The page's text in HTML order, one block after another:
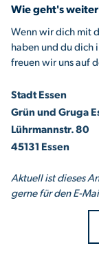
Wie geht's
Wenn wir dich mit
haben und du dich
freuen wir uns auf
Stadt Essen
Grün und Gruga
Lührmannstr. 80
45131 Essen
Aktuell ist dieses
gerne für den E-